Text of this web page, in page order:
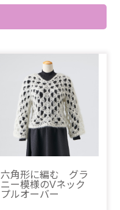
六角形に編む グラ
ニー模様のVネック
プルオーバー